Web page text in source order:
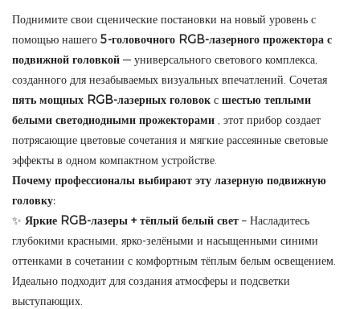
Поднимите свои сценические постановки на новый уровень с
помощью нашего 5-головочного RGB-лазерного прожектора с
подвижной головкой — универсального светового комплекса,
созданного для незабываемых визуальных впечатлений. Сочетая
пять мощных RGB-лазерных головок с шестью теплыми
белыми светодиодными прожекторами , этот прибор создает
потрясающие цветовые сочетания и мягкие рассеянные световые
эффекты в одном компактном устройстве.
Почему профессионалы выбирают эту лазерную подвижную
головку:
✨ Яркие RGB-лазеры + тёплый белый свет – Насладитесь
глубокими красными, ярко-зелёными и насыщенными синими
оттенками в сочетании с комфортным тёплым белым освещением.
Идеально подходит для создания атмосферы и подсветки
выступающих.